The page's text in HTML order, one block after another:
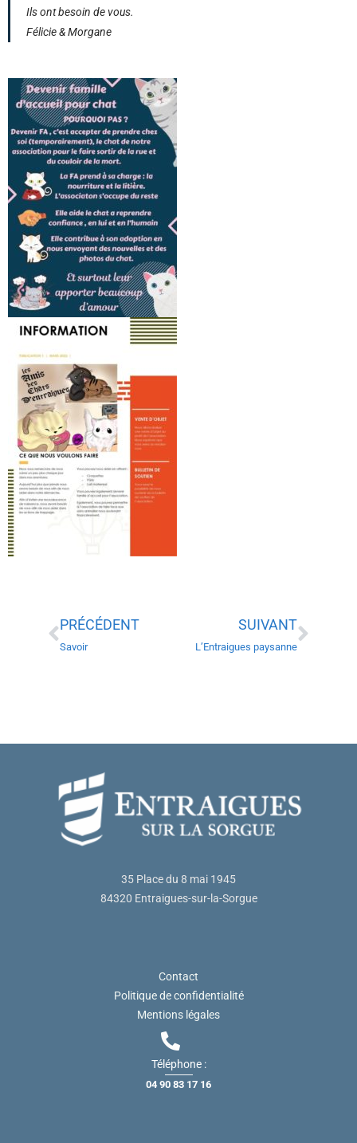
Ils ont besoin de vous.
Félicie & Morgane
PRÉCÉDENT
Savoir
SUIVANT
L’Entraigues paysanne
35 Place du 8 mai 1945
84320 Entraigues-sur-la-Sorgue
Contact
Politique de confidentialité
Mentions légales
Téléphone :
04 90 83 17 16